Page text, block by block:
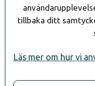
tillbaka ditt
Läs mer om hur vi